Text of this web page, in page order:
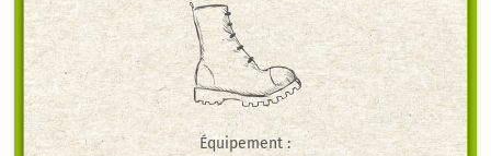
Équipement :